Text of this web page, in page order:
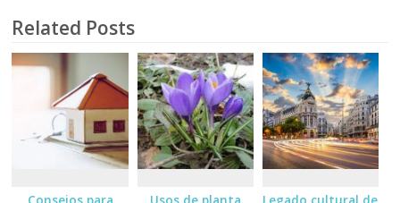
Related Posts